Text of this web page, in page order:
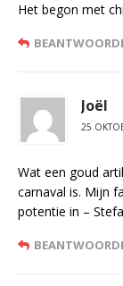
Het begon met
Joël
25
Wat een goud
carnaval is. Mijn
potentie in –